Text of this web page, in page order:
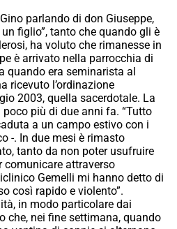
parlando di don Giuseppe,
figlio”, tanto che quando gli è
ha voluto che rimanesse in
è arrivato nella parrocchia di
quando era seminarista al
ricevuto l’ordinazione
2003, quella sacerdotale. La
più di due anni fa. “Tutto
a un campo estivo con i
-. In due mesi è rimasto
tanto da non poter usufruire
comunicare attraverso
Gemelli mi hanno detto di
così rapido e violento”.
in modo particolare dai
che, nei fine settimana, quando